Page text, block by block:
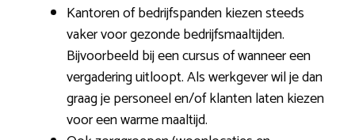
Kantoren of bedrijfspanden kiezen steeds
vaker voor gezonde bedrijfsmaaltijden.
Bijvoorbeeld bij een cursus of wanneer een
vergadering uitloopt. Als werkgever wil je dan
graag je personeel en/of klanten laten kiezen
voor een warme maaltijd.